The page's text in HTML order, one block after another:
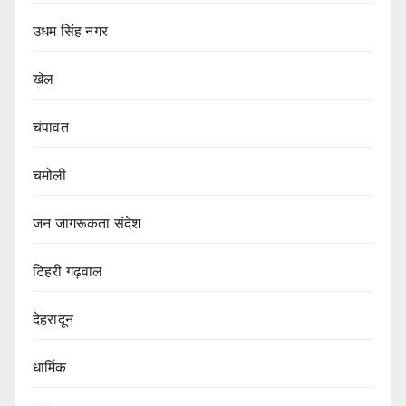
उधम सिंह नगर
खेल
चंपावत
चमोली
जन जागरूकता संदेश
टिहरी गढ़वाल
देहरादून
धार्मिक